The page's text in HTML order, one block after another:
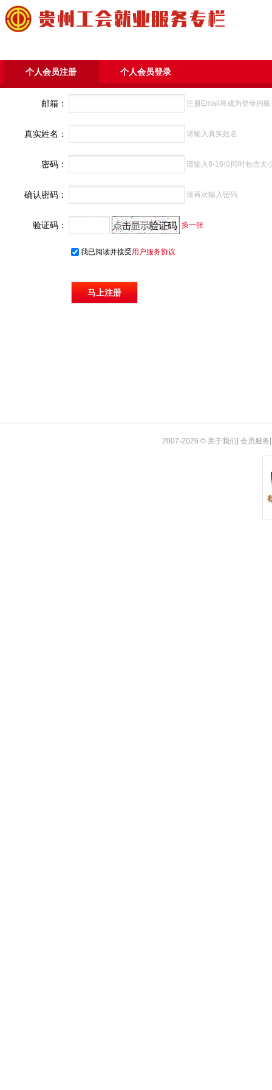
个人会员注册 个人会员登录
邮箱： 注册Email将成为登录的
真实姓名： 请输入真实姓名
密码： 请输入8-16位同时包含大
确认密码： 请再次输入密码
验证码： 换一张
我已阅读并接受用户服务协议
2007-2026 © 关于我们 会员服务